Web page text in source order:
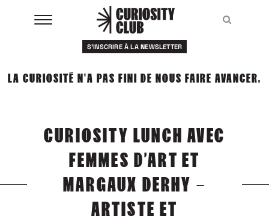
S'INSCRIRE À LA NEWSLETTER
LA CURIOSITÉ N'A PAS FINI DE NOUS FAIRE AVANCER.
CURIOSITY LUNCH AVEC
FEMMES D’ART ET
MARGAUX DERHY –
ARTISTE ET